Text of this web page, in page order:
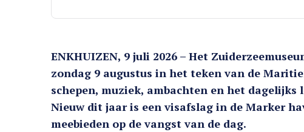
ENKHUIZEN, 9 juli 2026 – Het
zondag 9 augustus in het teken van de
schepen, muziek, ambachten en het dagelijks
Nieuw dit jaar is een visafslag in de Marker
meebieden op de vangst van de dag.